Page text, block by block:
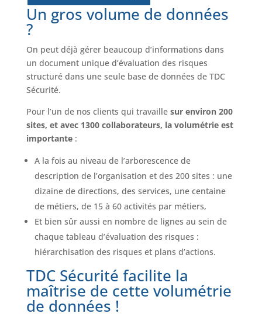
Un gros volume de données
?
On peut déjà gérer beaucoup d’informations dans
un document unique d’évaluation des risques
structuré dans une seule base de données de TDC
Sécurité.
Pour l’un de nos clients qui travaille sur environ 200
sites, et avec 1300 collaborateurs, la volumétrie est
importante:
A la fois au niveau de l’arborescence de
description de l’organisation et des 200 sites : une
dizaine de directions, des services, une centaine
de métiers, de 15 à 60 activités par métiers,
Et bien sûr aussi en nombre de lignes au sein de
chaque tableau d’évaluation des risques :
hiérarchisation des risques et plans d’actions.
TDC Sécurité facilite la
maîtrise de cette volumétrie
de données !